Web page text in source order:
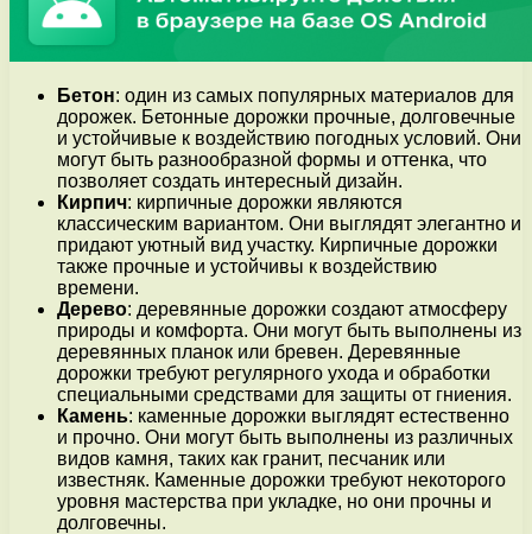
Бетон: один из самых популярных материалов для
дорожек. Бетонные дорожки прочные, долговечные
и устойчивые к воздействию погодных условий. Они
могут быть разнообразной формы и оттенка, что
позволяет создать интересный дизайн.
Кирпич: кирпичные дорожки являются
классическим вариантом. Они выглядят элегантно и
придают уютный вид участку. Кирпичные дорожки
также прочные и устойчивы к воздействию
времени.
Дерево: деревянные дорожки создают атмосферу
природы и комфорта. Они могут быть выполнены из
деревянных планок или бревен. Деревянные
дорожки требуют регулярного ухода и обработки
специальными средствами для защиты от гниения.
Камень: каменные дорожки выглядят естественно
и прочно. Они могут быть выполнены из различных
видов камня, таких как гранит, песчаник или
известняк. Каменные дорожки требуют некоторого
уровня мастерства при укладке, но они прочны и
долговечны.